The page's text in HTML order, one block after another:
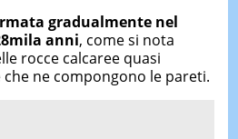
gradualmente nel
anni, come si nota
rocce calcaree quasi
ne compongono le pareti.